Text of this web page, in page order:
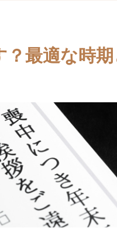
最適な時